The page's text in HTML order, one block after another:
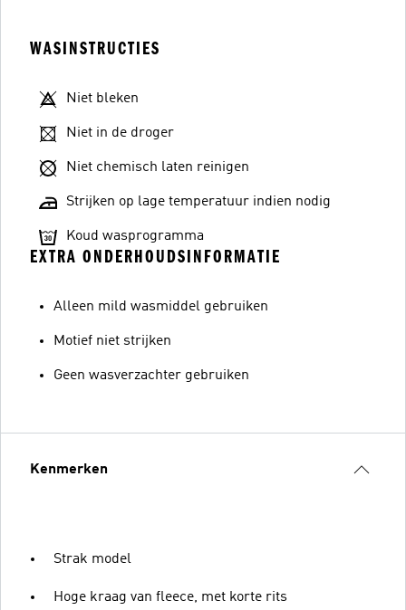
WASINSTRUCTIES
Niet bleken
Niet in de droger
Niet chemisch laten reinigen
Strijken op lage temperatuur indien nodig
Koud wasprogramma
EXTRA ONDERHOUDSINFORMATIE
Alleen mild wasmiddel gebruiken
Motief niet strijken
Geen wasverzachter gebruiken
Kenmerken
Strak model
Hoge kraag van fleece, met korte rits